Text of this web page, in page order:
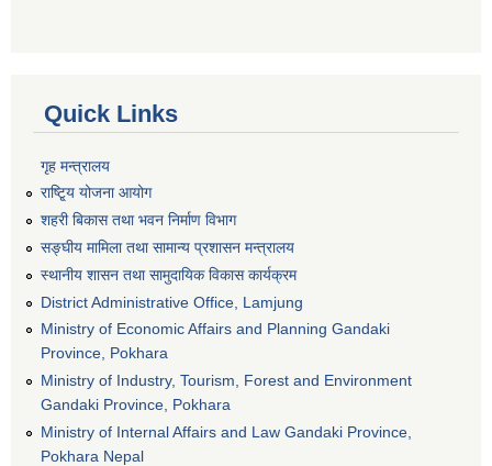
Quick Links
गृह मन्त्रालय
राष्टि्ृय योजना आयोग
शहरी बिकास तथा भवन निर्माण विभाग
सङ्घीय मामिला तथा सामान्य प्रशासन मन्त्रालय
स्थानीय शासन तथा सामुदायिक विकास कार्यक्रम
District Administrative Office, Lamjung
Ministry of Economic Affairs and Planning Gandaki
Province, Pokhara
Ministry of Industry, Tourism, Forest and Environment
Gandaki Province, Pokhara
Ministry of Internal Affairs and Law Gandaki Province,
Pokhara Nepal